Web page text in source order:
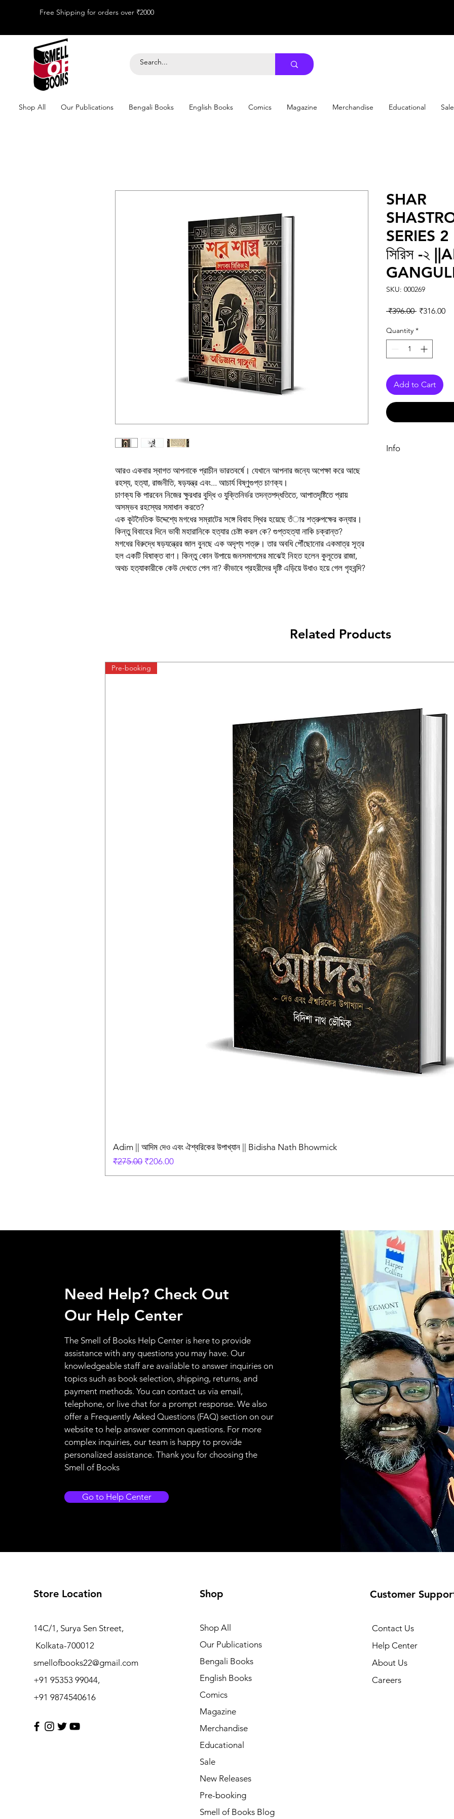
Free Shipping for orders over ₹2000
Shop All Our Publications Bengali Books English Books Comics Magazine Merchandise Educational Sale
আরও একবার স্বাগত আপনাকে প্রাচীন ভারতবর্ষে। যেখানে আপনার জন্যে অপেক্ষা করে আছে
রহস্য, হত্যা, রাজনীতি, ষড়যন্ত্র এবং... আচার্য বিষ্ণুগুপ্ত চাণক্য।
চাণক্য কি পারবেন নিজের ক্ষুরধার বুদ্ধি ও যুক্তিনির্ভর তদন্তপদ্ধতিতে, আপাতদৃষ্টিতে প্রায়
অসম্ভব রহস্যের সমাধান করতে?
এক কূটনৈতিক উদ্দেশ্যে মগধের সম্রাটের সঙ্গে বিবাহ স্থির হয়েছে তঁার শত্রুপক্ষের কন্যার।
কিন্তু বিবাহের দিনে ভাবী মহারানিকে হত্যার চেষ্টা করল কে? গুপ্তহত্যা নাকি চক্রান্ত?
মগধের বিরুদ্ধে ষড়যন্ত্রের জাল বুনছে এক অদৃশ্য শত্রু। তার অবধি পৌঁছোনোর একমাত্র সূত্র
হল একটি বিষাক্ত বাণ। কিন্তু কোন উপায়ে জনসমাগমের মাঝেই নিহত হলেন কুলূতের রাজা,
অথচ হত্যাকারীকে কেউ দেখতে পেল না? কীভাবে প্রহরীদের দৃষ্টি এড়িয়ে উধাও হয়ে গেল গৃহবন্দি?
SHAR
SERIES 2
সিরিস -২
SKU: 000269
₹396.00 Regular
₹316.00
Quantity *
Add to Cart
Info
Related Products
Pre-booking
Adim || আদিম দেও এবং ঐশ্বরিকের উপাখ্যান || Bidisha Nath Bhowmick
Regular Price
₹275.00 Sale Price
₹206.00
Need Help? Check Out
Our Help Center
The Smell of Books Help Center is here to provide
assistance with any questions you may have. Our
knowledgeable staff are available to answer inquiries on
topics such as book selection, shipping, returns, and
payment methods. You can contact us via email,
telephone, or live chat for a prompt response. We also
offer a Frequently Asked Questions (FAQ) section on our
website to help answer common questions. For more
complex inquiries, our team is happy to provide
personalized assistance. Thank you for choosing the
Smell of Books
Go to Help Center
Store Location
14C/1, Surya Sen Street,
Kolkata-700012
smellofbooks22@gmail.com
+91 95353 99044,
+91 9874540616
Shop
Shop All
Our Publications
Bengali Books
English Books
Comics
Magazine
Merchandise
Educational
Sale
New Releases
Pre-booking
Smell of Books Blog
Customer
Contact Us
Help Center
About Us
Careers